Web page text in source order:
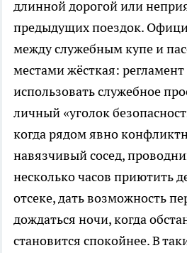
длинной дорогой или
предыдущих поездок.
между служебным купе и
местами жёсткая:
использовать служебное
личный «уголок
когда рядом явно
навязчивый сосед,
несколько часов приютить
отсеке, дать возможность
дождаться ночи, когда
становится спокойнее. В